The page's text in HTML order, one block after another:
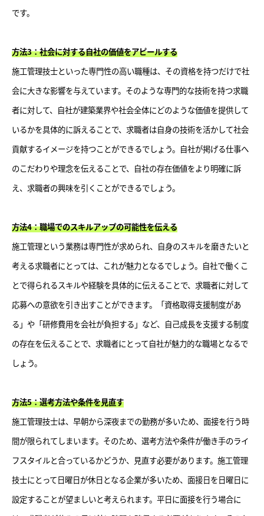
です。
方法3：社会に対する自社の価値をアピールする
施工管理技士といった専門性の高い職種は、その資格を持つだけで社
会に大きな影響を与えています。そのような専門的な技術を持つ求職
者に対して、自社が建築業界や社会全体にどのような価値を提供して
いるかを具体的に訴えることで、求職者は自身の技術を活かして社会
貢献するイメージを持つことができるでしょう。自社が掲げる仕事へ
のこだわりや理念を伝えることで、自社の存在価値をより明確に訴
え、求職者の興味を引くことができるでしょう。
方法4：職場でのスキルアップの可能性を伝える
施工管理という業務は専門性が求められ、自身のスキルを磨きたいと
考える求職者にとっては、これが魅力となるでしょう。自社で働くこ
とで得られるスキルや経験を具体的に伝えることで、求職者に対して
応募への意欲を引き出すことができます。「資格取得支援制度があ
る」や「研修費用を会社が負担する」など、自己成長を支援する制度
の存在を伝えることで、求職者にとって自社が魅力的な職場となるで
しょう。
方法5：選考方法や条件を見直す
施工管理技士は、早朝から深夜までの勤務が多いため、面接を行う時
間が限られてしまいます。そのため、選考方法や条件が働き手のライ
フスタイルと合っているかどうか、見直す必要があります。施工管理
技士にとって日曜日が休日となる企業が多いため、面接日を日曜日に
設定することが望ましいと考えられます。平日に面接を行う場合に